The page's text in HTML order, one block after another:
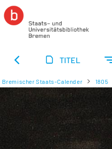
TITEL
Bremischer Staats-Calender 1805